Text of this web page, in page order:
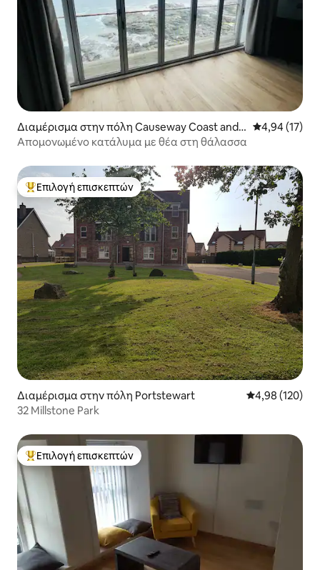
Διαμέρισμα στην πόλη Causeway Coast and
Glens
Μέση
4,94 (17)
Απομονωμένο κατάλυμα με θέα στη θάλασσα
Κορυφαία επιλογή επισκεπτών
Επιλογή επισκεπτών
Διαμέρισμα στην πόλη Portstewart Μέση
4,98 (120)
32 Millstone Park
Κορυφαία επιλογή επισκεπτών
Επιλογή επισκεπτών